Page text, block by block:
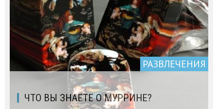
РАЗВЛЕЧЕНИЯ
ЧТО ВЫ ЗНАЕТЕ О МУРРИНЕ?